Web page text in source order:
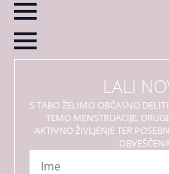
LALI
S TABO ŽELIMO OBČASNO
TEMO MENSTRUACIJE,
AKTIVNO ŽIVLJENJE TER
Ime